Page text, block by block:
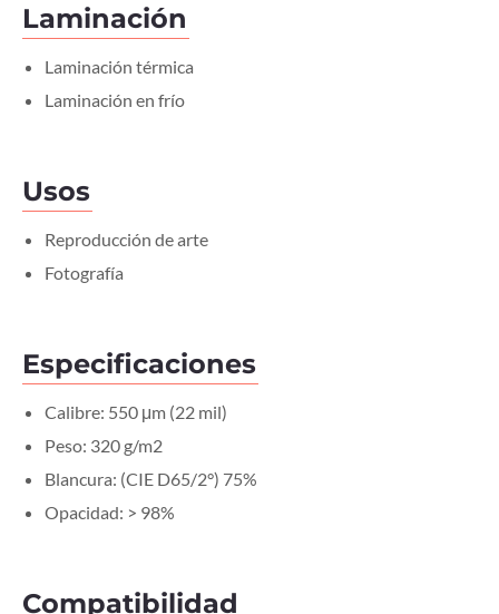
Laminación
Laminación térmica
Laminación en frío
Usos
Reproducción de arte
Fotografía
Especificaciones
Calibre: 550 μm (22 mil)
Peso: 320 g/m2
Blancura: (CIE D65/2°) 75%
Opacidad: > 98%
Compatibilidad